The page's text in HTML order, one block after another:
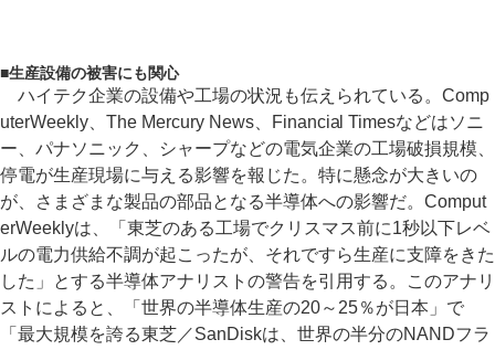
■生産設備の被害にも関心
ハイテク企業の設備や工場の状況も伝えられている。Comp
uterWeekly、The Mercury News、Financial Timesなどはソニ
ー、パナソニック、シャープなどの電気企業の工場破損規模、
停電が生産現場に与える影響を報じた。特に懸念が大きいの
が、さまざまな製品の部品となる半導体への影響だ。Comput
erWeeklyは、「東芝のある工場でクリスマス前に1秒以下レベ
ルの電力供給不調が起こったが、それですら生産に支障をきた
した」とする半導体アナリストの警告を引用する。このアナリ
ストによると、「世界の半導体生産の20～25％が日本」で
「最大規模を誇る東芝／SanDiskは、世界の半分のNANDフラ